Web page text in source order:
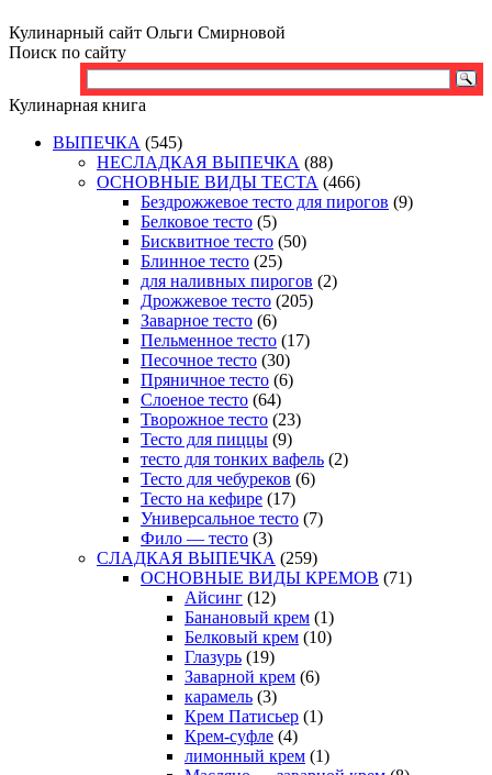
Кулинарный сайт Ольги Смирновой
Поиск по сайту
Кулинарная книга
ВЫПЕЧКА (545)
НЕСЛАДКАЯ ВЫПЕЧКА (88)
ОСНОВНЫЕ ВИДЫ ТЕСТА (466)
Бездрожжевое тесто для пирогов (9)
Белковое тесто (5)
Бисквитное тесто (50)
Блинное тесто (25)
для наливных пирогов (2)
Дрожжевое тесто (205)
Заварное тесто (6)
Пельменное тесто (17)
Песочное тесто (30)
Пряничное тесто (6)
Слоеное тесто (64)
Творожное тесто (23)
Тесто для пиццы (9)
тесто для тонких вафель (2)
Тесто для чебуреков (6)
Тесто на кефире (17)
Универсальное тесто (7)
Фило — тесто (3)
СЛАДКАЯ ВЫПЕЧКА (259)
ОСНОВНЫЕ ВИДЫ КРЕМОВ (71)
Айсинг (12)
Банановый крем (1)
Белковый крем (10)
Глазурь (19)
Заварной крем (6)
карамель (3)
Крем Патисьер (1)
Крем-суфле (4)
лимонный крем (1)